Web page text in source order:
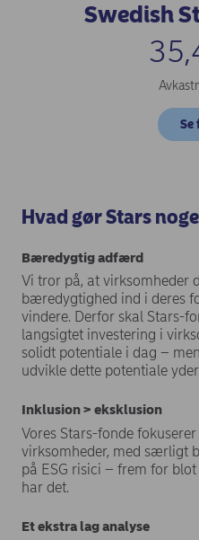
Swedish
Se
Hvad gør Stars
Bæredygtig adfærd
Vi tror på, at virksomheder
bæredygtighed ind i deres
vindere. Derfor skal Stars-
langsigtet investering i
solidt potentiale i dag –
udvikle dette potentiale
Inklusion > eksklusion
Vores Stars-fonde
virksomheder, med særligt
på ESG risici – frem for
har det.
Et ekstra lag analyse